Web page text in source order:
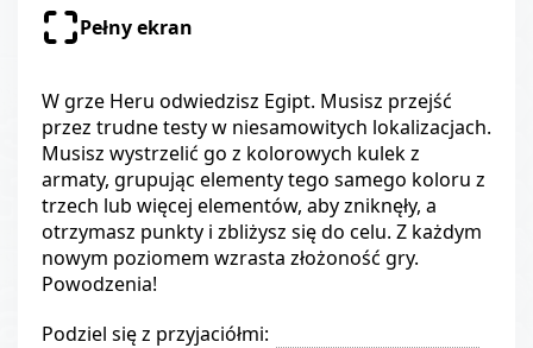
Pełny ekran
W grze Heru odwiedzisz Egipt. Musisz przejść
przez trudne testy w niesamowitych lokalizacjach.
Musisz wystrzelić go z kolorowych kulek z
armaty, grupując elementy tego samego koloru z
trzech lub więcej elementów, aby zniknęły, a
otrzymasz punkty i zbliżysz się do celu. Z każdym
nowym poziomem wzrasta złożoność gry.
Powodzenia!
Podziel się z przyjaciółmi: